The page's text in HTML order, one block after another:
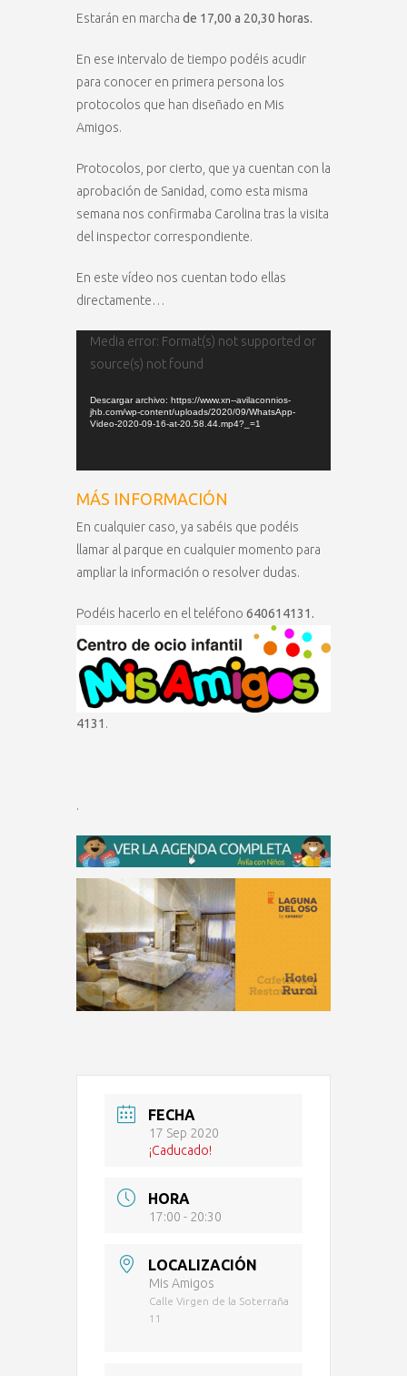
Estarán en marcha de 17,00 a 20,30 horas.
En ese intervalo de tiempo podéis acudir
para conocer en primera persona los
protocolos que han diseñado en Mis
Amigos.
Protocolos, por cierto, que ya cuentan con la
aprobación de Sanidad, como esta misma
semana nos confirmaba Carolina tras la visita
del inspector correspondiente.
En este vídeo nos cuentan todo ellas
directamente…
Reproductor
Media error: Format(s) not supported or
source(s) not found
Descargar archivo: https://www.xn--avilaconnios-
jhb.com/wp-content/uploads/2020/09/WhatsApp-
Video-2020-09-16-at-20.58.44.mp4?_=1
MÁS INFORMACIÓN
En cualquier caso, ya sabéis que podéis
llamar al parque en cualquier momento para
ampliar la información o resolver dudas.
Podéis hacerlo en el teléfono 640614131.
4131 .
.
FECHA
17 Sep 2020
¡Caducado!
HORA
17:00 - 20:30
LOCALIZACIÓN
Mis Amigos
Calle Virgen de la Soterraña
11